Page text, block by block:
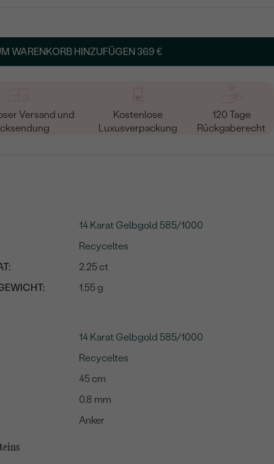
WARENKORB HINZUFÜGEN 369 €
Versand und
Kostenlose
Luxusverpackung
120 Tage
Rückgaberecht
14 Karat Gelbgold 585/1000
Recyceltes
2.25 ct
1.55 g
14 Karat Gelbgold 585/1000
Recyceltes
45 cm
0.8 mm
Anker